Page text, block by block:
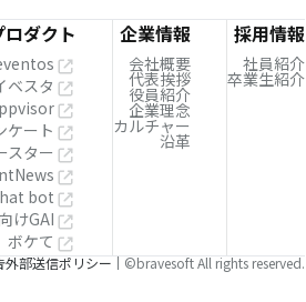
ロダクト
ベスタ
ケート
スター
bot
けGAI
ボケて
企業情報
会社概要
代表挨拶
役員紹介
企業理念
カルチャー
沿革
採用情報
社員紹介
卒業生紹介
外部送信ポリシー ©bravesoft All rights reserved.